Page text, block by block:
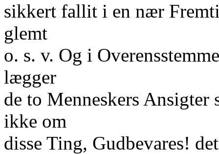
sikkert fallit i en nær
glemt
o. s. v. Og i
lægger
de to Menneskers
ikke om
disse Ting, Gudbevares!